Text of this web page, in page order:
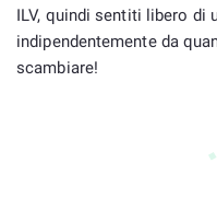
ILV, quindi sentiti libero di
indipendentemente da
scambiare!